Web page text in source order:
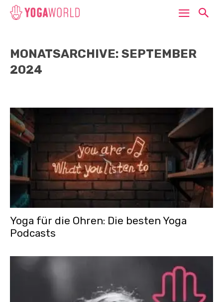
MONATSARCHIVE: SEPTEMBER
2024
Yoga für die Ohren: Die besten Yoga
Podcasts